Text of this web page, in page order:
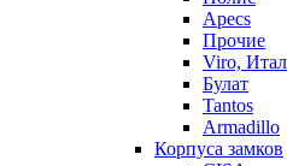
Apecs
Прочие
Viro,
Булат
Tantos
Armadillo
Корпуса замков